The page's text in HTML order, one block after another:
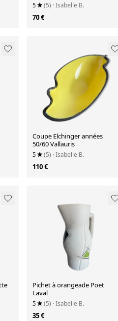
5 (5) · Isabelle B.
70 €
Coupe Elchinger années
50/60 Vallauris
5 (5) · Isabelle B.
110 €
Pichet à orangeade Poet
Laval
5 (5) · Isabelle B.
35 €